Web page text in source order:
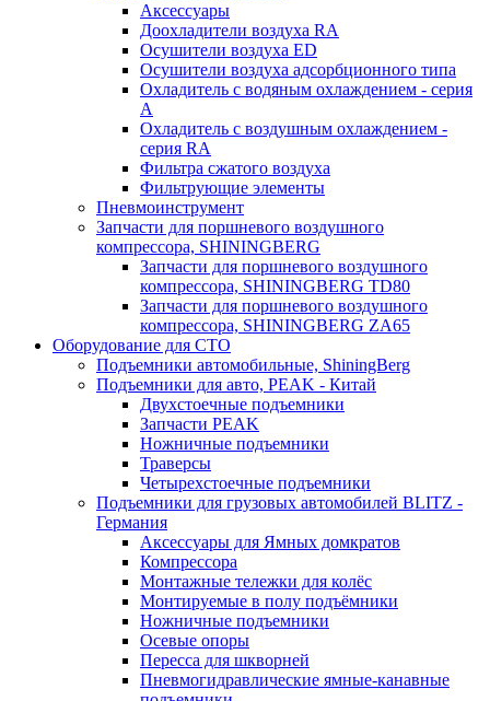
Аксессуары
Доохладители воздуха RA
Осушители воздуха ED
Осушители воздуха адсорбционного типа
Охладитель с водяным охлаждением - серия
A
Охладитель с воздушным охлаждением -
серия RA
Фильтра сжатого воздуха
Фильтрующие элементы
Пневмоинструмент
Запчасти для поршневого воздушного
компрессора, SHININGBERG
Запчасти для поршневого воздушного
компрессора, SHININGBERG TD80
Запчасти для поршневого воздушного
компрессора, SHININGBERG ZA65
Оборудование для СТО
Подъемники автомобильные, ShiningBerg
Подъемники для авто, PEAK - Китай
Двухстоечные подъемники
Запчасти PEAK
Ножничные подъемники
Траверсы
Четырехстоечные подъемники
Подъемники для грузовых автомобилей BLITZ -
Германия
Аксессуары для Ямных домкратов
Компрессора
Монтажные тележки для колёс
Монтируемые в полу подъёмники
Ножничные подъемники
Осевые опоры
Пересса для шкворней
Пневмогидравлические ямные-канавные